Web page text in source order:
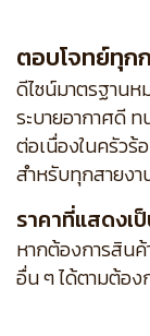
ตอบโจทย์ทุก
ดีไซน์มาตรฐานห
ระบายอากาศดี
ต่อเนื่องในครัว
สำหรับทุกสายงา
ราคาที่แสดงเ
หากต้องการสิน
อื่น ๆ ได้ตามต้อง